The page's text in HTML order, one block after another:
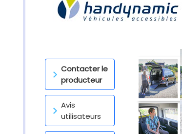
Contacter le
producteur
Avis
utilisateurs